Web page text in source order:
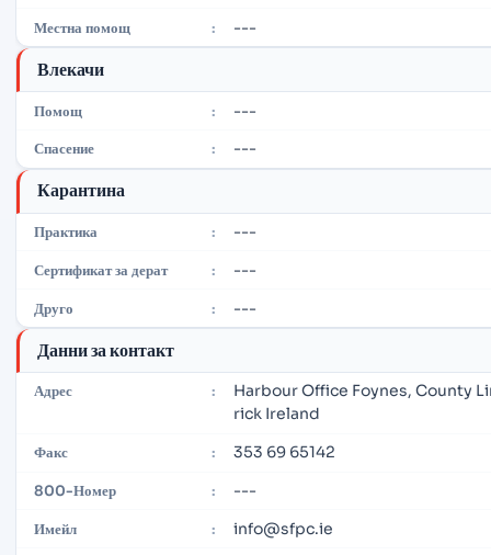
Местна помощ : ---
Влекачи
Помощ : ---
Спасение : ---
Карантина
Практика : ---
Сертификат за дерат : ---
Друго : ---
Данни за контакт
Адрес :
Harbour Office Foynes, County
rick Ireland
Факс : 353 69 65142
800-Номер : ---
Имейл : info@sfpc.ie